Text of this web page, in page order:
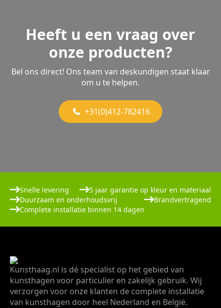
Heeft u een vraag over
onze producten?
Bel ons direct! Ons team van deskundigen staat klaar
om u te helpen.
+31(0)412-782416
Snelle levering
5 jaar garantie op kleur en materiaal
Duurzaam en onderhoudsvrij
Brandvertragend
Complete installatie binnen 14 dagen
Kunsthaag.nl is dé specialist op het gebied van
kunsthagen voor particulier en zakelijk gebruik. Wij
verzorgen voor onze klanten de complete installatie
van kunsthagen door heel Nederland en België.